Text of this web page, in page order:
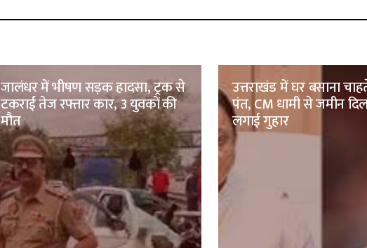
जालंधर में भीषण सड़क हादसा, ट्रक से
टकराई तेज रफ्तार कार, 3 युवकों की
मौत
उत्तराखंड में घर बसाना
पंत, CM धामी से जमीन
लगाई गुहार